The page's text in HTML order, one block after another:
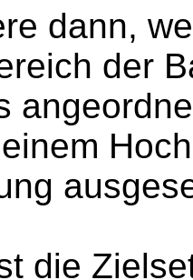
dann,
der
die